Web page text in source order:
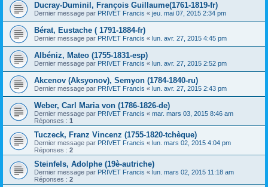
Ducray-Duminil, François Guillaume(1761-1819-fr)
Dernier message par PRIVET Francis « jeu. mai 07, 2015 2:34 pm
Bérat, Eustache ( 1791-1884-fr)
Dernier message par PRIVET Francis « lun. avr. 27, 2015 4:45 pm
Albéniz, Mateo (1755-1831-esp)
Dernier message par PRIVET Francis « lun. avr. 27, 2015 2:52 pm
Akcenov (Aksyonov), Semyon (1784-1840-ru)
Dernier message par PRIVET Francis « lun. avr. 27, 2015 2:43 pm
Weber, Carl Maria von (1786-1826-de)
Dernier message par PRIVET Francis « mar. mars 03, 2015 8:46 am
Réponses : 1
Tuczeck, Franz Vincenz (1755-1820-tchèque)
Dernier message par PRIVET Francis « lun. mars 02, 2015 4:04 pm
Réponses : 2
Steinfels, Adolphe (19è-autriche)
Dernier message par PRIVET Francis « lun. mars 02, 2015 11:18 am
Réponses : 2